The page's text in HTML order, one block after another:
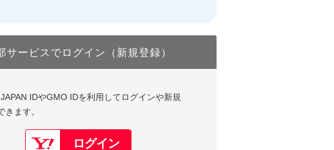
サービスでログイン（新規登録）
IDやGMO IDを利用してログインや新規
きます。